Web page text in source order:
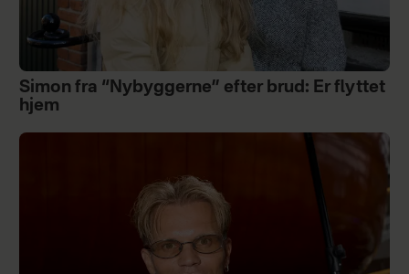
Simon fra “Nybyggerne” efter brud: Er flyttet
hjem